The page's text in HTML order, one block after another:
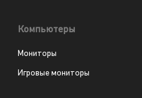
Компьютеры
Мониторы
Игровые мониторы